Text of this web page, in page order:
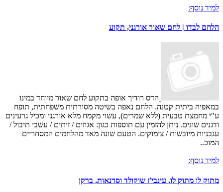
למיד נוסף:
הלחם לבדו | לחם שאור אורגני, תקוע
הדס רודיך אופה בתקוע לחם שאור מיוחד במינו
במאפיה ביתית קטנה. הלחם נאפה בשיטה מסורתית משפחתית, תופח
ע"י מחמצת טבעית (ללא שמרים), עשוי מקמח מלא אורגני ומכיל גרעינים
ודגנים שונים. ניתן להזמין עם תוספות כגון: אגוזים / זיתים / עשבי תיבול /
עגבניות מיובשות / צימוקים. הטעם שונה מאד מהלחמים המסחריים
המוכ..
למיד נוסף:
מתוק לו מתוק לו, עינבי'ז שוקולד וסדנאות, ברקן